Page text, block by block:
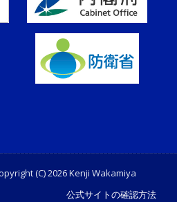
(C) 2026 Kenji Wakamiya
公式サイトの確認方法